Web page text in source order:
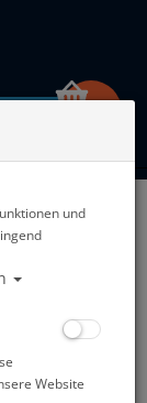
und
Website